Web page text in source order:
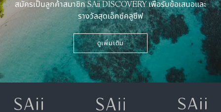
สมัครเป็นลูกค้าสมาชิก SAii DISCOVERY เพื่อรับข้อเสนอและ
รางวัลสุดเอ็กซ์คลูซีฟ
ดูเพิ่มเติม